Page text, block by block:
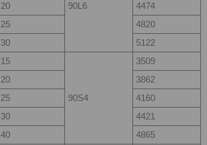
90L6
20
4474
25
4820
30
5122
15
90S4
3509
20
3862
25
4160
30
4421
40 4865